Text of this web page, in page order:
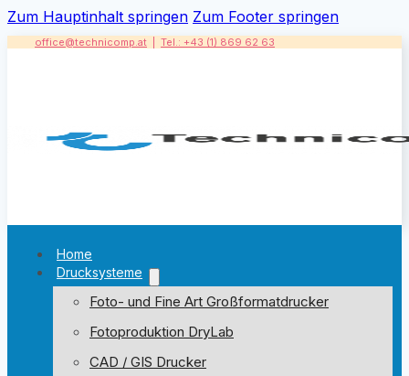
Zum Hauptinhalt springen Zum Footer springen
office@technicomp.at Tel.: +43 (1) 869 62 63
Home
Drucksysteme
Foto- und Fine Art Großformatdrucker
Fotoproduktion DryLab
CAD / GIS Drucker